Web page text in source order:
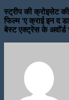
स्ट्रीप की क्रोइसेट
फिल्म 'ए क्राई इन द
बेस्ट एक्ट्रेस के अवॉर्ड